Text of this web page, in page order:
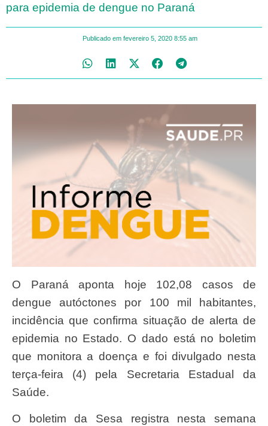
para epidemia de dengue no Paraná
Publicado em fevereiro 5, 2020 8:55 am
O Paraná aponta hoje 102,08 casos de
dengue autóctones por 100 mil habitantes,
incidência que confirma situação de alerta de
epidemia no Estado. O dado está no boletim
que monitora a doença e foi divulgado nesta
terça-feira (4) pela Secretaria Estadual da
Saúde.
O boletim da Sesa registra nesta semana